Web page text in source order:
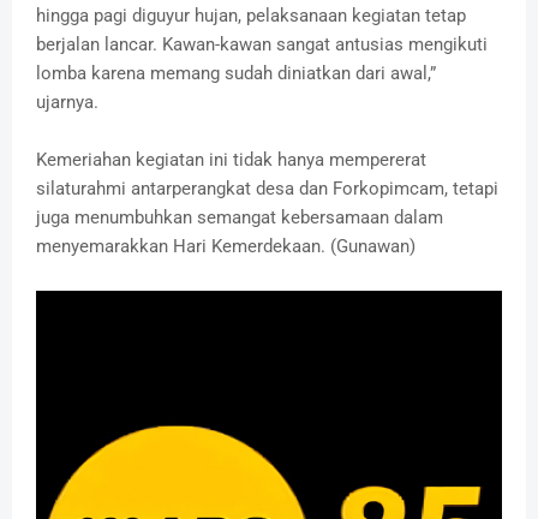
hingga pagi diguyur hujan, pelaksanaan kegiatan tetap
berjalan lancar. Kawan-kawan sangat antusias mengikuti
lomba karena memang sudah diniatkan dari awal,”
ujarnya.
‎Kemeriahan kegiatan ini tidak hanya mempererat
silaturahmi antarperangkat desa dan Forkopimcam, tetapi
juga menumbuhkan semangat kebersamaan dalam
menyemarakkan Hari Kemerdekaan. (Gunawan)